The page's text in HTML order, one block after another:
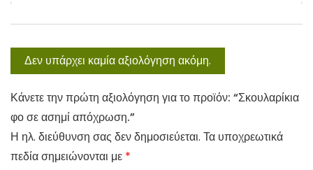
Δεν υπάρχει καμία αξιολόγηση ακόμη.
Κάνετε την πρώτη αξιολόγηση για το προϊόν: “Σκουλαρίκια
φο σε ασημί απόχρωση.”
Η ηλ. διεύθυνση σας δεν δημοσιεύεται. Τα υποχρεωτικά
πεδία σημειώνονται με *